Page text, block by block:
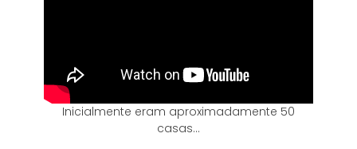
Inicialmente eram aproximadamente 50
casas…